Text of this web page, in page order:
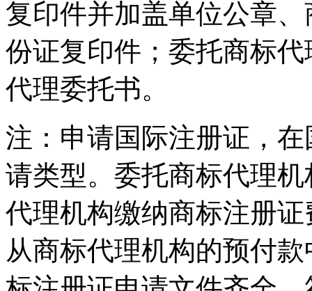
复印件并加盖单位公章
份证复印件；委托商标
代理委托书。
注：申请国际注册证，
请类型。委托商标代理
代理机构缴纳商标注册
从商标代理机构的预付